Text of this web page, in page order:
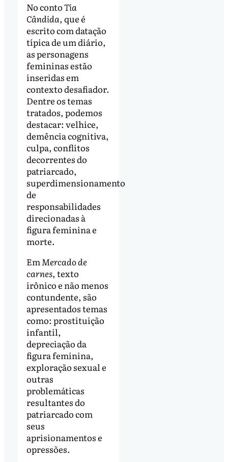
No contoTia
Cândida, que é
escrito com datação
típica de um diário,
as personagens
femininas estão
inseridas em
contexto desafiador.
Dentre os temas
tratados, podemos
destacar: velhice,
demência cognitiva,
culpa, conflitos
decorrentes do
patriarcado,
superdimensionamento
de
responsabilidades
direcionadas à
figura feminina e
morte.
EmMercado de
carnes, texto
irônico e não menos
contundente, são
apresentados temas
como: prostituição
infantil,
depreciação da
figura feminina,
exploração sexual e
outras
problemáticas
resultantes do
patriarcado com
seus
aprisionamentos e
opressões.